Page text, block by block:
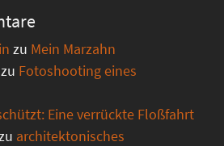
zu Mein Marzahn
Fotoshooting eines
Eine verrückte Floßfahrt
architektonisches